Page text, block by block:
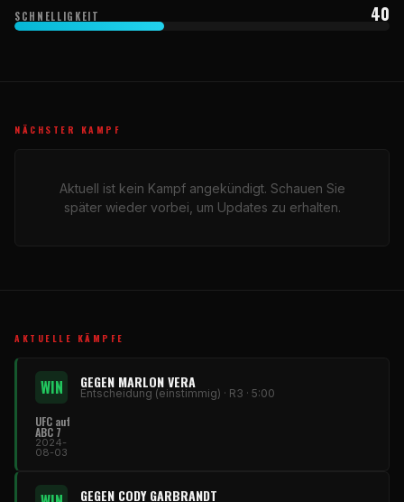
SCHNELLIGKEIT 40
NÄCHSTER KAMPF
Aktuell ist kein Kampf angekündigt. Schauen Sie
später wieder vorbei, um Updates zu erhalten.
AKTUELLE KÄMPFE
WIN GEGEN MARLON VERA
Entscheidung (einstimmig) · R3 · 5:00
UFC auf
ABC 7
2024-
08-03
GEGEN CODY GARBRANDT